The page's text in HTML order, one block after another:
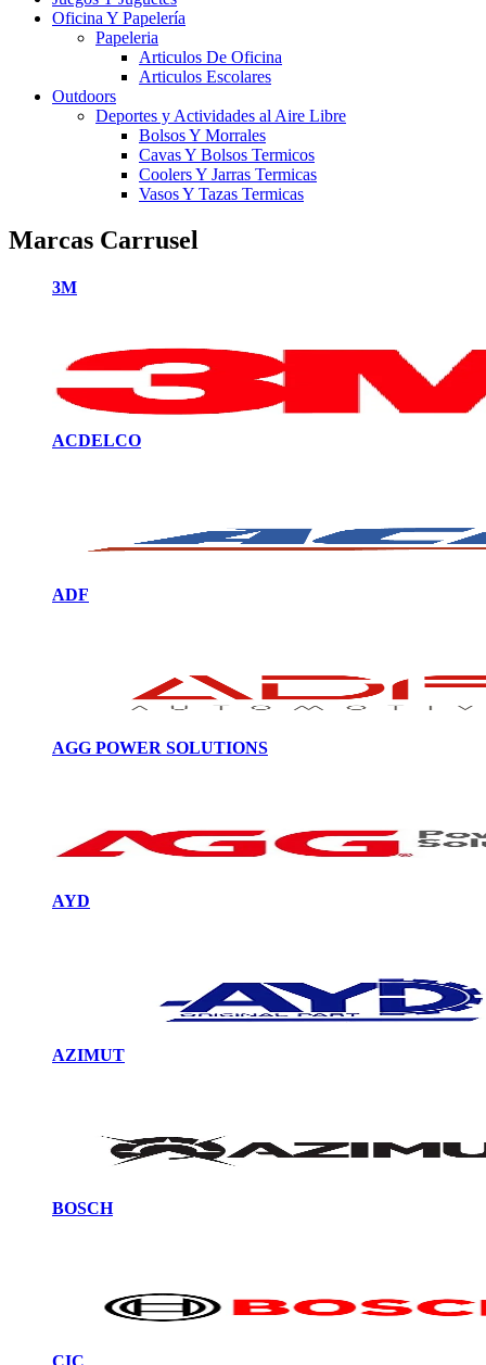
Oficina Y Papelería
Papeleria
Articulos De Oficina
Articulos Escolares
Outdoors
Deportes y Actividades al Aire Libre
Bolsos Y Morrales
Cavas Y Bolsos Termicos
Coolers Y Jarras Termicas
Vasos Y Tazas Termicas
Marcas Carrusel
3M
ACDELCO
ADF
AGG POWER SOLUTIONS
AYD
AZIMUT
BOSCH
CIC